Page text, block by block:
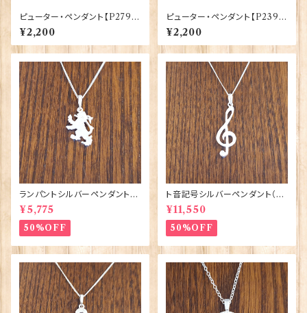
ピューター・ペンダント【P279】
30145-P279
¥2,200
ピューター・ペンダント【P239】
30145-P239
¥2,200
ランパントシルバーペンダント
（UP159）ORTAK 70152
¥5,775
50%OFF
ト音記号シルバーペンダント（U
P161）ORTAK 70151
¥11,550
50%OFF